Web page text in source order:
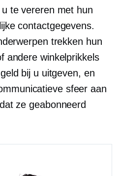
te vereren met hun
contactgegevens.
trekken hun
andere winkelprikkels
bij u uitgeven, en
sfeer aan
ze geabonneerd